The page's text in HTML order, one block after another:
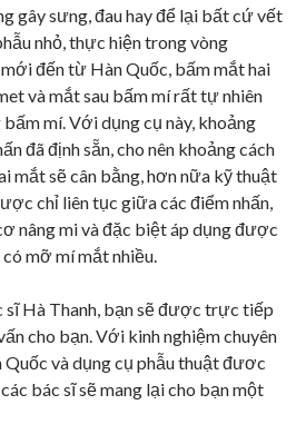
gây sưng, đau hay để lại bất cứ vết
nhỏ, thực hiện trong vòng
đến từ Hàn Quốc, bấm mắt hai
và mắt sau bấm mí rất tự nhiên
mí. Với dụng cụ này, khoảng
đã định sẵn, cho nên khoảng cách
mắt sẽ cân bằng, hơn nữa kỹ thuật
chỉ liên tục giữa các điểm nhấn,
nâng mi và đặc biệt áp dụng được
mỡ mí mắt nhiều.
sĩ Hà Thanh, bạn sẽ được trực tiếp
cho bạn. Với kinh nghiệm chuyên
và dụng cụ phẫu thuật đươc
bác sĩ sẽ mang lại cho bạn một